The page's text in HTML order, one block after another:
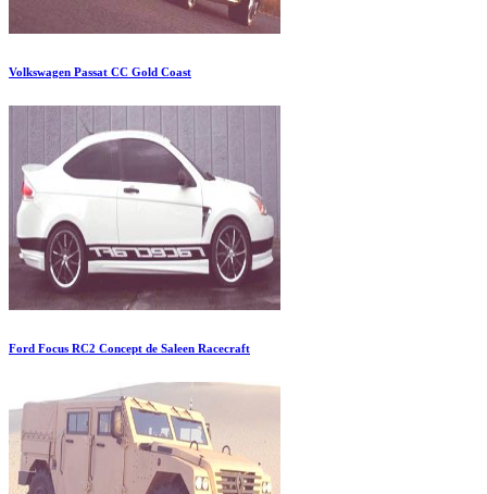
Volkswagen Passat CC Gold Coast
Ford Focus RC2 Concept de Saleen Racecraft